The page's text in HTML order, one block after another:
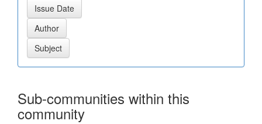
Sub-communities within this
community